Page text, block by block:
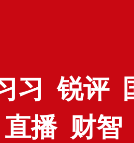
习 锐评
直播 财智